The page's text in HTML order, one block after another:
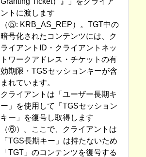
ントに渡します
（⑤: KRB_AS_REP）。TGT中の
暗号化されたコンテンツには、ク
ライアントID・クライアントネッ
トワークアドレス・チケットの有
効期限・TGSセッションキーが含
まれています。
クライアントは「ユーザー長期キ
ー」を使用して「TGSセッション
キー」を復号し取得します
（⑥）。ここで、クライアントは
「TGS長期キー」は持たないため
「TGT」のコンテンツを復号する